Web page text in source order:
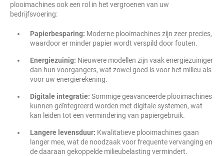
plooimachines ook een rol in het vergroenen van uw
bedrijfsvoering:
Papierbesparing: Moderne plooimachines zijn zeer precies,
waardoor er minder papier wordt verspild door fouten.
Energiezuinig: Nieuwere modellen zijn vaak energiezuiniger
dan hun voorgangers, wat zowel goed is voor het milieu als
voor uw energierekening.
Digitale integratie: Sommige geavanceerde plooimachines
kunnen geïntegreerd worden met digitale systemen, wat
kan leiden tot een vermindering van papiergebruik.
Langere levensduur: Kwalitatieve plooimachines gaan
langer mee, wat de noodzaak voor frequente vervanging en
de daaraan gekoppelde milieubelasting vermindert.